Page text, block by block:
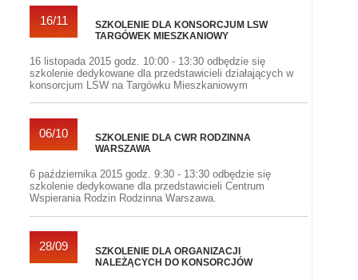
16/11
SZKOLENIE DLA KONSORCJUM LSW
TARGÓWEK MIESZKANIOWY
16 listopada 2015 godz. 10:00 - 13:30 odbędzie się
szkolenie dedykowane dla przedstawicieli działających w
konsorcjum LSW na Targówku Mieszkaniowym
06/10
SZKOLENIE DLA CWR RODZINNA
WARSZAWA
6 października 2015 godz. 9:30 - 13:30 odbędzie się
szkolenie dedykowane dla przedstawicieli Centrum
Wspierania Rodzin Rodzinna Warszawa.
28/09
SZKOLENIE DLA ORGANIZACJI
NALEŻĄCYCH DO KONSORCJÓW